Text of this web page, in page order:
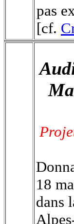
pas
[cf.
18
dans